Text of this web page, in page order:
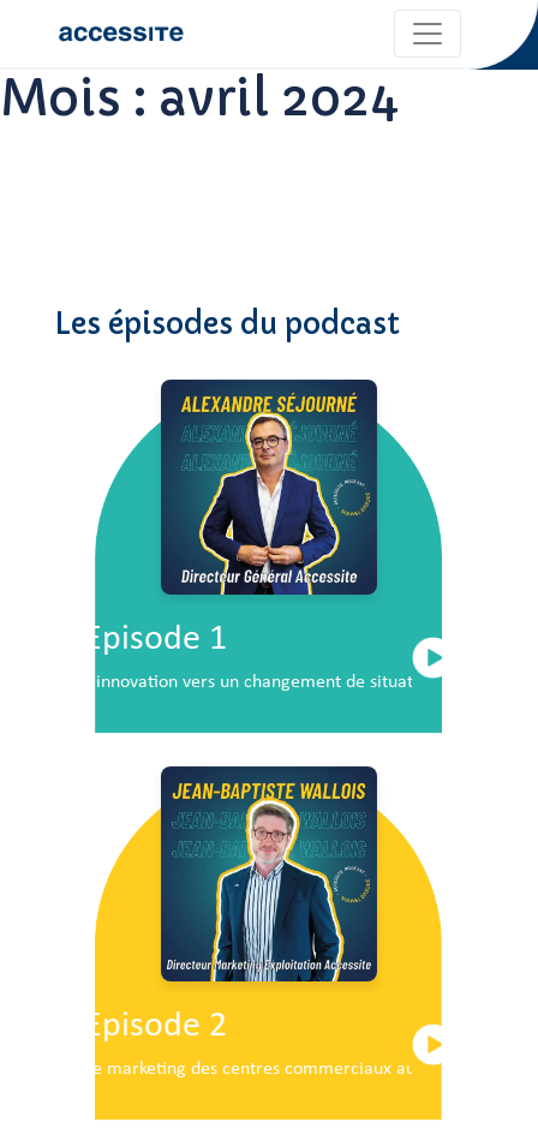
Mois : avril 2024
Les épisodes du podcast
Episode 1
L’innovation vers un changement de situation
Episode 2
Le marketing des centres commerciaux au service du